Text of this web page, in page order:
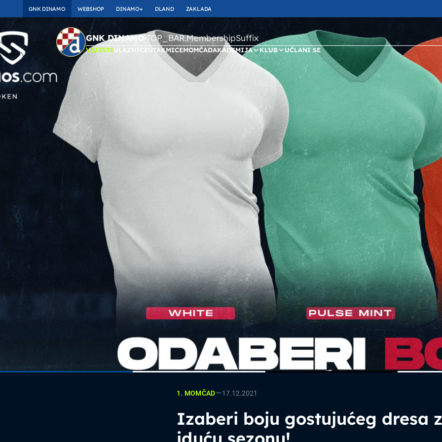
GNK DINAMO WEBSHOP DINAMO+ DLAND ZAKLADA
GNK DINAMO TOP_BAR.MembershipSuffix
VIJESTIULAZNICEUTAKMICEMOMČADAKADEMIJA KLUB UČLANI SE
1. MOMČAD—17.12.2021
Izaberi boju gostujućeg dresa